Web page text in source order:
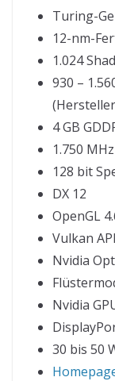
Turing-
12-nm-
1.024
930 –
4 GB
1.750
128 bit
DX 12
OpenGL
Vulkan API
Nvidia
Nvidia
30 bis 50